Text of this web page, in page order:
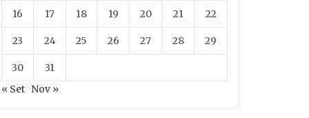
16 17 18 19 20 21 22
23 24 25 26 27 28 29
30
31
« Set Nov »